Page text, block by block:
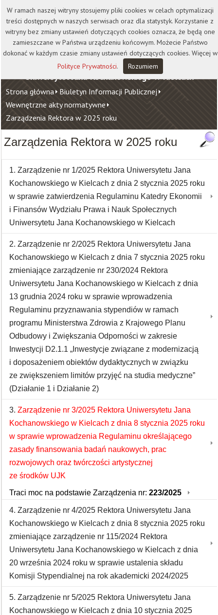
Kontakt Biblioteka
Wydawnictwo
Wirtualna Uczelnia
Uniwersytet Jana Kochanowskiego w Kielcach
Strona główna Biuletyn Informacji Publicznej
Wewnętrzne akty normatywne
Zarządzenia Rektora w 2025 roku
Zarządzenia Rektora w 2025 roku
1. Zarządzenie nr 1/2025 Rektora Uniwersytetu Jana
Kochanowskiego w Kielcach z dnia 2 stycznia 2025 roku
w sprawie zatwierdzenia Regulaminu Katedry Ekonomii
i Finansów Wydziału Prawa i Nauk Społecznych
Uniwersytetu Jana Kochanowskiego w Kielcach
2. Zarządzenie nr 2/2025 Rektora Uniwersytetu Jana
Kochanowskiego w Kielcach z dnia 7 stycznia 2025 roku
zmieniające zarządzenie nr 230/2024 Rektora
Uniwersytetu Jana Kochanowskiego w Kielcach z dnia
13 grudnia 2024 roku w sprawie wprowadzenia
Regulaminu przyznawania stypendiów w ramach
programu Ministerstwa Zdrowia z Krajowego Planu
Odbudowy i Zwiększania Odporności w zakresie
Inwestycji D2.1.1 „Inwestycje związane z modernizacją
i doposażeniem obiektów dydaktycznych w związku
ze zwiększeniem limitów przyjęć na studia medyczne”
(Działanie 1 i Działanie 2)
3. Zarządzenie nr 3/2025 Rektora Uniwersytetu Jana
Kochanowskiego w Kielcach z dnia 8 stycznia 2025 roku
w sprawie wprowadzenia Regulaminu określającego
zasady finansowania badań naukowych, prac
rozwojowych oraz twórczości artystycznej
ze środków UJK
Traci moc na podstawie Zarządzenia nr: 223/2025
4. Zarządzenie nr 4/2025 Rektora Uniwersytetu Jana
Kochanowskiego w Kielcach z dnia 8 stycznia 2025 roku
zmieniające zarządzenie nr 115/2024 Rektora
Uniwersytetu Jana Kochanowskiego w Kielcach z dnia
20 września 2024 roku w sprawie ustalenia składu
Komisji Stypendialnej na rok akademicki 2024/2025
5. Zarządzenie nr 5/2025 Rektora Uniwersytetu Jana
Kochanowskiego w Kielcach z dnia 10 stycznia 2025
W ramach naszej witryny stosujemy pliki cookies w celach optymalizacji
treści dostępnych w naszych serwisach oraz dla statystyk. Korzystanie z
witryny bez zmiany ustawień dotyczących cookies oznacza, że będą one
zamieszczane w Państwa urządzeniu końcowym. Możecie Państwo
dokonać w każdym czasie zmiany ustawień dotyczących cookies. Więcej w
Polityce Prywatności. Rozumiem